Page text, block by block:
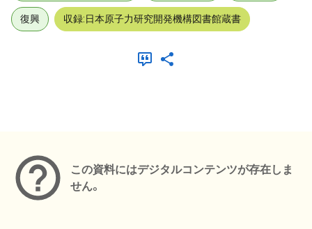
復興 収録:日本原子力研究開発機構図書館蔵書
この資料にはデジタルコンテンツが存在しま
せん。